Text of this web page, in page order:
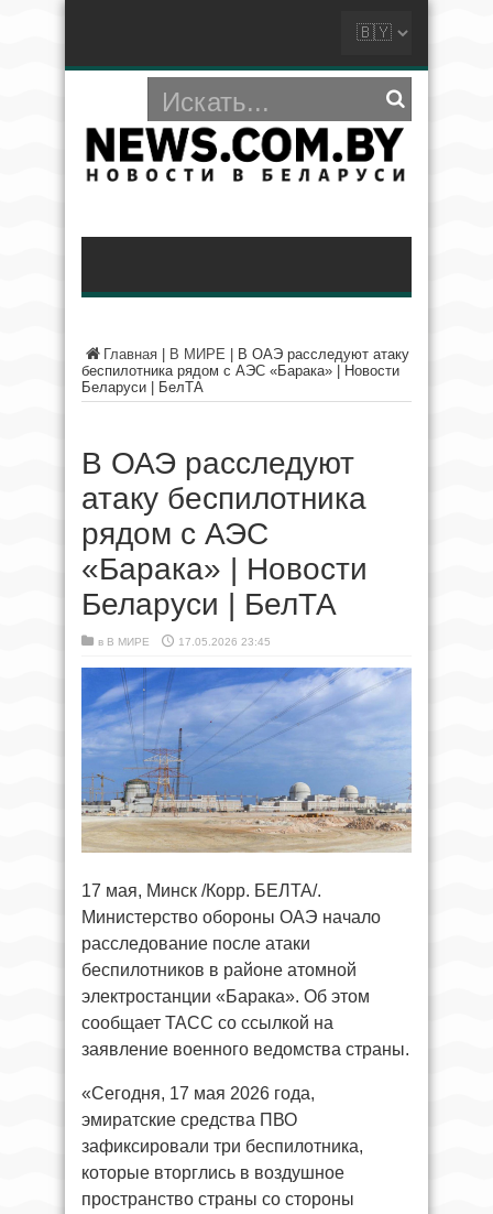
Главная В МИРЕ
В ОАЭ расследуют атаку
беспилотника рядом с АЭС «Барака» | Новости
Беларуси | БелТА
В ОАЭ расследуют
атаку беспилотника
рядом с АЭС
«Барака» | Новости
Беларуси | БелТА
в В МИРЕ 17.05.2026 23:45
17 мая, Минск /Корр. БЕЛТА/.
Министерство обороны ОАЭ начало
расследование после атаки
беспилотников в районе атомной
электростанции «Барака». Об этом
сообщает ТАСС со ссылкой на
заявление военного ведомства страны.
«Сегодня, 17 мая 2026 года,
эмиратские средства ПВО
зафиксировали три беспилотника,
которые вторглись в воздушное
пространство страны со стороны